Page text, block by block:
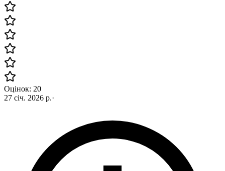
Оцінок: 20
27 січ. 2026 р.·